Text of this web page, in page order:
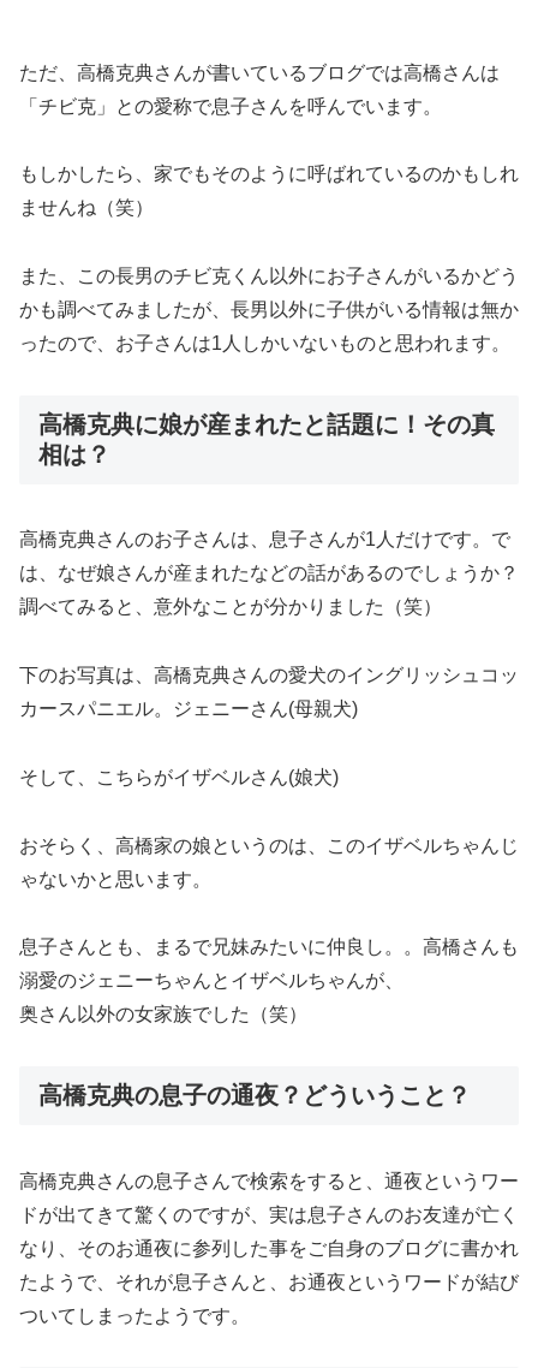
ただ、高橋克典さんが書いているブログでは高橋さんは
「チビ克」との愛称で息子さんを呼んでいます。
もしかしたら、家でもそのように呼ばれているのかもしれ
ませんね（笑）
また、この長男のチビ克くん以外にお子さんがいるかどう
かも調べてみましたが、長男以外に子供がいる情報は無か
ったので、お子さんは1人しかいないものと思われます。
高橋克典に娘が産まれたと話題に！その真
相は？
高橋克典さんのお子さんは、息子さんが1人だけです。で
は、なぜ娘さんが産まれたなどの話があるのでしょうか？
調べてみると、意外なことが分かりました（笑）
下のお写真は、高橋克典さんの愛犬のイングリッシュコッ
カースパニエル。ジェニーさん(母親犬)
そして、こちらがイザベルさん(娘犬)
おそらく、高橋家の娘というのは、このイザベルちゃんじ
ゃないかと思います。
息子さんとも、まるで兄妹みたいに仲良し。。高橋さんも
溺愛のジェニーちゃんとイザベルちゃんが、
奥さん以外の女家族でした（笑）
高橋克典の息子の通夜？どういうこと？
高橋克典さんの息子さんで検索をすると、通夜というワー
ドが出てきて驚くのですが、実は息子さんのお友達が亡く
なり、そのお通夜に参列した事をご自身のブログに書かれ
たようで、それが息子さんと、お通夜というワードが結び
ついてしまったようです。